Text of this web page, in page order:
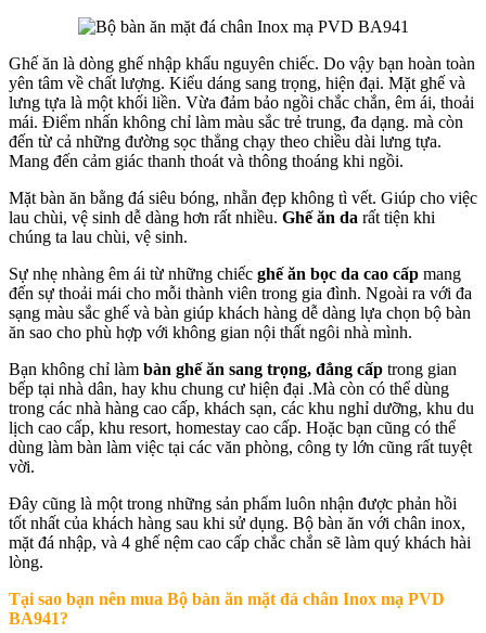
Ghế ăn là dòng ghế nhập khẩu nguyên chiếc. Do vậy bạn hoàn toàn
yên tâm về chất lượng. Kiểu dáng sang trọng, hiện đại. Mặt ghế và
lưng tựa là một khối liền. Vừa đảm bảo ngồi chắc chắn, êm ái, thoải
mái. Điểm nhấn không chỉ làm màu sắc trẻ trung, đa dạng. mà còn
đến từ cả những đường sọc thẳng chạy theo chiều dài lưng tựa.
Mang đến cảm giác thanh thoát và thông thoáng khi ngồi.
Mặt bàn ăn bằng đá siêu bóng, nhẵn đẹp không tì vết. Giúp cho việc
lau chùi, vệ sinh dễ dàng hơn rất nhiều. Ghế ăn da rất tiện khi
chúng ta lau chùi, vệ sinh.
Sự nhẹ nhàng êm ái từ những chiếc ghế ăn bọc da cao cấp mang
đến sự thoải mái cho mỗi thành viên trong gia đình. Ngoài ra với đa
sạng màu sắc ghế và bàn giúp khách hàng dễ dàng lựa chọn bộ bàn
ăn sao cho phù hợp với không gian nội thất ngôi nhà mình.
Bạn không chỉ làm bàn ghế ăn sang trọng, đẳng cấp trong gian
bếp tại nhà dân, hay khu chung cư hiện đại .Mà còn có thể dùng
trong các nhà hàng cao cấp, khách sạn, các khu nghỉ dưỡng, khu du
lịch cao cấp, khu resort, homestay cao cấp. Hoặc bạn cũng có thể
dùng làm bàn làm việc tại các văn phòng, công ty lớn cũng rất tuyệt
vời.
Đây cũng là một trong những sản phẩm luôn nhận được phản hồi
tốt nhất của khách hàng sau khi sử dụng. Bộ bàn ăn với chân inox,
mặt đá nhập, và 4 ghế nệm cao cấp chắc chắn sẽ làm quý khách hài
lòng.
Tại sao bạn nên mua Bộ bàn ăn mặt đá chân Inox mạ PVD
BA941?